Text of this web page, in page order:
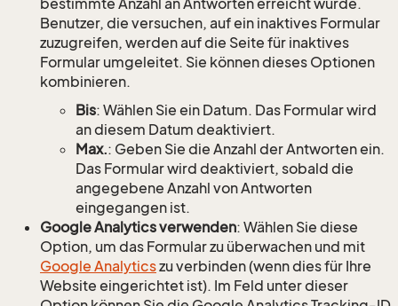
bestimmte Anzahl an Antworten erreicht wurde.
Benutzer, die versuchen, auf ein inaktives Formular
zuzugreifen, werden auf die Seite für inaktives
Formular umgeleitet. Sie können dieses Optionen
kombinieren.
Bis: Wählen Sie ein Datum. Das Formular wird
an diesem Datum deaktiviert.
Max.: Geben Sie die Anzahl der Antworten ein.
Das Formular wird deaktiviert, sobald die
angegebene Anzahl von Antworten
eingegangen ist.
Google Analytics verwenden: Wählen Sie diese
Option, um das Formular zu überwachen und mit
Google Analyticszu verbinden (wenn dies für Ihre
Website eingerichtet ist). Im Feld unter dieser